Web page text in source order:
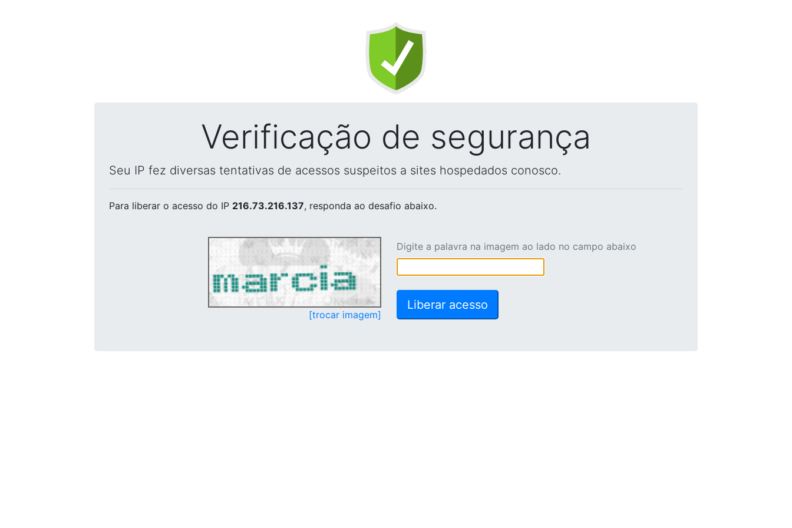
Verificação de segurança
Seu IP fez diversas tentativas de acessos suspeitos a sites hospedados conosco.
Para liberar o acesso do IP 216.73.216.137, responda ao desafio abaixo.
[trocar imagem]
Digite a palavra na imagem ao lado no campo abaixo